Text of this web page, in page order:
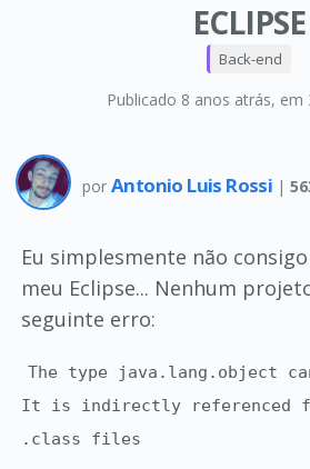
ECLIPSE
Publicado 8 anos atrás, em
Back-end
por Antonio Luis Rossi |
Eu simplesmente não
meu Eclipse... Nenhum
seguinte erro:
The type java.lang.object
It is indirectly referenced
.class files